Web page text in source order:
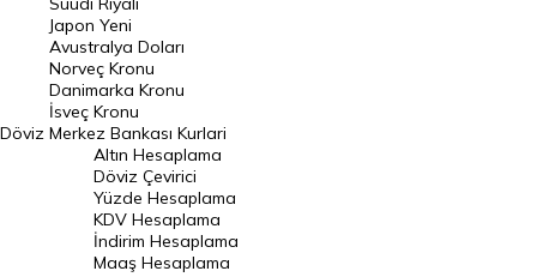
Avustralya Doları
Danimarka Kronu Kuru
Kanada Doları Kuru
Norveç Kronu Kuru
İsveç Kronu Kuru
Japon Yeni Kuru
Serbest Piyasa Döviz Kurları
Döviz
Japon Yeni
Avustralya Doları
Norveç Kronu
Danimarka Kronu
İsveç Kronu
Merkez Bankası Kurlari
Altın Hesaplama
Döviz Çevirici
Yüzde Hesaplama
KDV Hesaplama
İndirim Hesaplama
Maaş Hesaplama